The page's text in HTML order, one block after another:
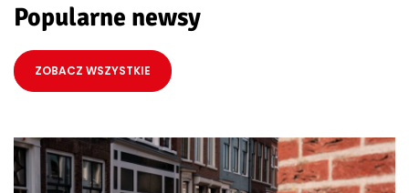
Popularne newsy
ZOBACZ WSZYSTKIE